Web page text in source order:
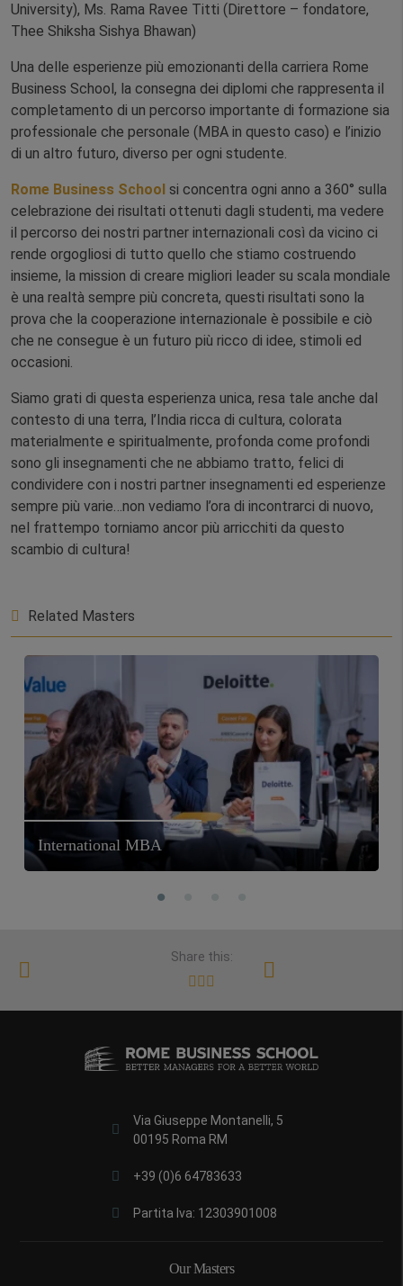
University), Ms. Rama Ravee Titti (Direttore – fondatore,
Thee Shiksha Sishya Bhawan)
Una delle esperienze più emozionanti della carriera Rome
Business School, la consegna dei diplomi che rappresenta il
completamento di un percorso importante di formazione sia
professionale che personale (MBA in questo caso) e l’inizio
di un altro futuro, diverso per ogni studente.
Rome Business School si concentra ogni anno a 360° sulla
celebrazione dei risultati ottenuti dagli studenti, ma vedere
il percorso dei nostri partner internazionali così da vicino ci
rende orgogliosi di tutto quello che stiamo costruendo
insieme, la mission di creare migliori leader su scala mondiale
è una realtà sempre più concreta, questi risultati sono la
prova che la cooperazione internazionale è possibile e ciò
che ne consegue è un futuro più ricco di idee, stimoli ed
occasioni.
Siamo grati di questa esperienza unica, resa tale anche dal
contesto di una terra, l’India ricca di cultura, colorata
materialmente e spiritualmente, profonda come profondi
sono gli insegnamenti che ne abbiamo tratto, felici di
condividere con i nostri partner insegnamenti ed esperienze
sempre più varie…non vediamo l’ora di incontrarci di nuovo,
nel frattempo torniamo ancor più arricchiti da questo
scambio di cultura!
Related Masters
International MBA
Share this:
Via Giuseppe Montanelli, 5
00195 Roma RM
+39 (0)6 64783633
Partita Iva: 12303901008
Our Masters